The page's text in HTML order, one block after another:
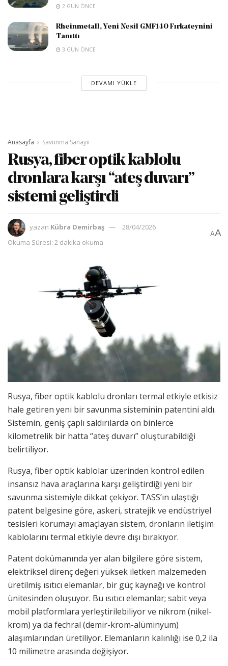
2 GÜN ÖNCE
Rheinmetall, Yeni Nesil GMF140 Fırkateynini
Tanıttı
3 GÜN ÖNCE
DEVAMI YÜKLE
Anasayfa Savunma Sanayii
Rusya, fiber optik kablolu
dronlara karşı “ateş duvarı”
sistemi geliştirdi
yazan Kübra Demirbaş
28/04/2026
Okuma Süresi: 2 dakika okuma
AA
Rusya, fiber optik kablolu dronları termal etkiyle etkisiz
hale getiren yeni bir savunma sisteminin patentini aldı.
Sistemin, geniş çaplı saldırılarda on binlerce
kilometrelik bir hatta “ateş duvarı” oluşturabildiği
belirtiliyor.
Rusya, fiber optik kablolar üzerinden kontrol edilen
insansız hava araçlarına karşı geliştirdiği yeni bir
savunma sistemiyle dikkat çekiyor. TASS’ın ulaştığı
patent belgesine göre, askeri, stratejik ve endüstriyel
tesisleri korumayı amaçlayan sistem, dronların iletişim
kablolarını termal etkiyle devre dışı bırakıyor.
Patent dokümanında yer alan bilgilere göre sistem,
elektriksel direnç değeri yüksek iletken malzemeden
üretilmiş ısıtıcı elemanlar, bir güç kaynağı ve kontrol
ünitesinden oluşuyor. Bu ısıtıcı elemanlar; sabit veya
mobil platformlara yerleştirilebiliyor ve nikrom (nikel-
krom) ya da fechral (demir-krom-alüminyum)
alaşımlarından üretiliyor. Elemanların kalınlığı ise 0,2 ila
10 milimetre arasında değişiyor.